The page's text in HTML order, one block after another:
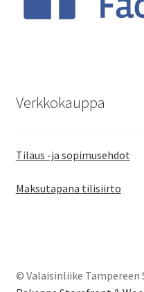
Verkkokauppa
Tilaus -ja sopimusehdot
Maksutapana tilisiirto
© Valaisinliike Tampereen